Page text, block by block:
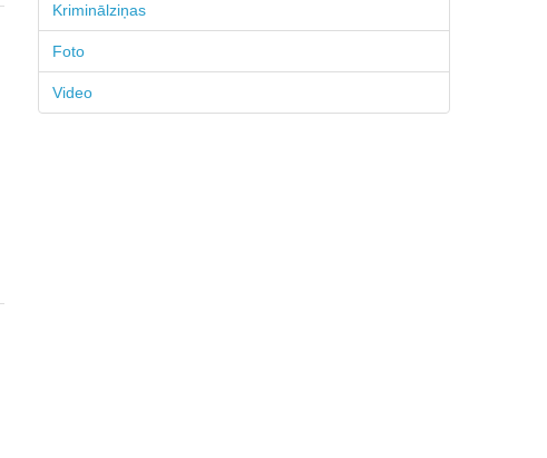
Kriminālziņas
Foto
Video